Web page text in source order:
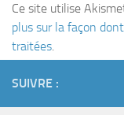
Ce site utilise
plus sur la façon
traitées.
SUIVRE :